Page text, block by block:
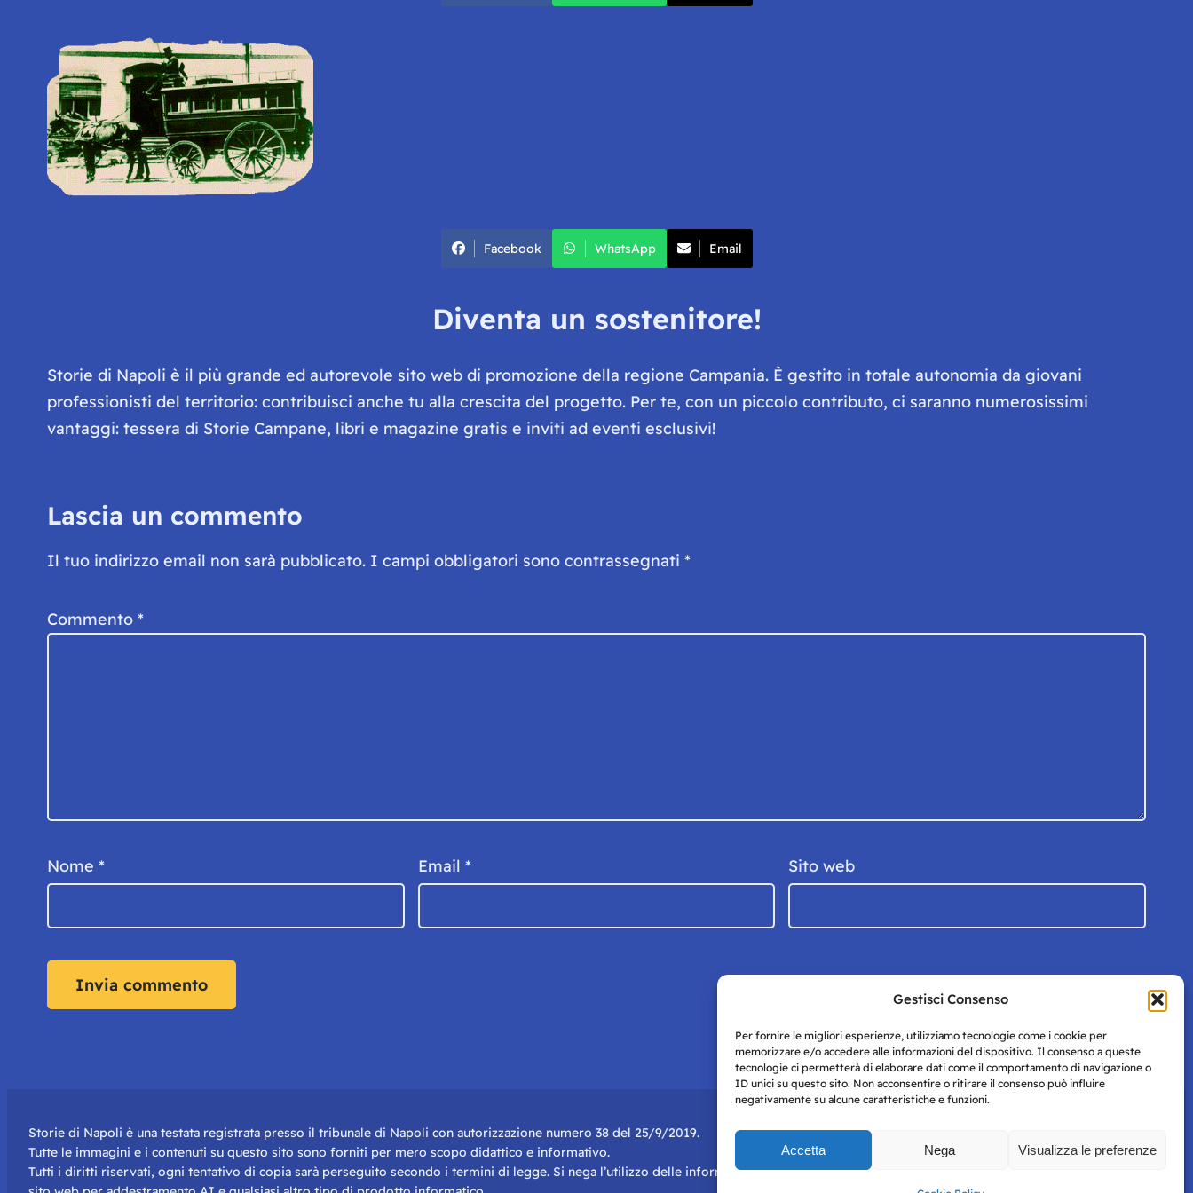
Gestisci Consenso
Per fornire le migliori esperienze, utilizziamo tecnologie come i cookie per
memorizzare e/o accedere alle informazioni del dispositivo. Il consenso a queste
tecnologie ci permetterà di elaborare dati come il comportamento di navigazione o
ID unici su questo sito. Non acconsentire o ritirare il consenso può influire
negativamente su alcune caratteristiche e funzioni.
Accetta Nega Visualizza le preferenze
Facebook WhatsApp Email
Diventa un sostenitore!
Storie di Napoli è il più grande ed autorevole sito web di promozione della regione Campania. È gestito in totale autonomia da giovani
professionisti del territorio: contribuisci anche tu alla crescita del progetto. Per te, con un piccolo contributo, ci saranno numerosissimi
vantaggi: tessera di Storie Campane, libri e magazine gratis e inviti ad eventi esclusivi!
Lascia un commento
Il tuo indirizzo email non sarà pubblicato. I campi obbligatori sono contrassegnati *
Commento *
Nome * Email * Sito web
Storie di Napoli è una testata registrata presso il tribunale di Napoli con autorizzazione numero 38 del 25/9/2019.
Tutte le immagini e i contenuti su questo sito sono forniti per mero scopo didattico e informativo.
Tutti i diritti riservati, ogni tentativo di copia sarà perseguito secondo i termini di legge. Si nega l’utilizzo delle informazioni in questo Policy